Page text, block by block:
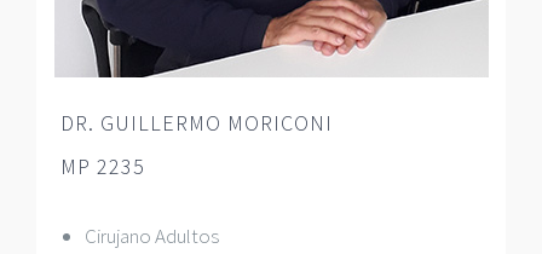
DR. GUILLERMO MORICONI
MP 2235
Cirujano Adultos